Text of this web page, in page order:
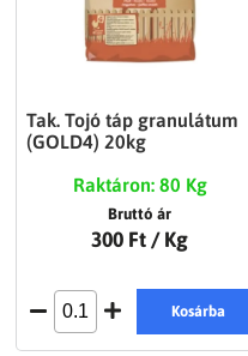
Tak. Tojó táp granulátum
(GOLD4) 20kg
Raktáron: 80 Kg
Bruttó ár
300 Ft / Kg
Kosárba